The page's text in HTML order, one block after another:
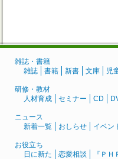
雑誌・書籍
雑誌
書籍 新書 文庫 児
研修・教材
人材育成
セミナー CD
ニュース
新着一覧
おしらせ イベン
お役立ち
日に新た
恋愛相談 『Ｐ